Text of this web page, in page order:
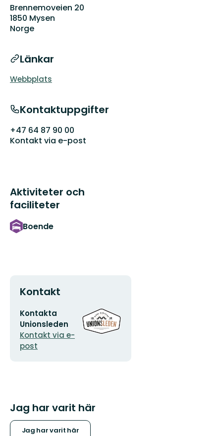
Brennemoveien 20
1850 Mysen
Norge
Länkar
Webbplats
Kontaktuppgifter
+47 64 87 90 00
Kontakt via e-post
Aktiviteter och
faciliteter
Boende
Kontakt
E-
postadress
Kontakta
Unionsleden
Kontakt via e-
post
Organisationens
logotyp
Jag har varit här
Jag har varit här